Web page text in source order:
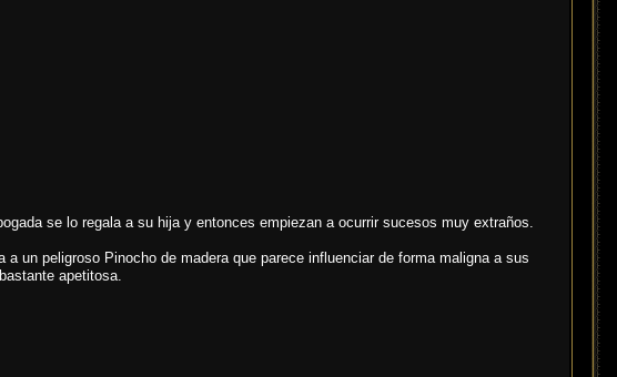
se lo regala a su hija y entonces empiezan a ocurrir sucesos muy extraños.
un peligroso Pinocho de madera que parece influenciar de forma maligna a sus
apetitosa.